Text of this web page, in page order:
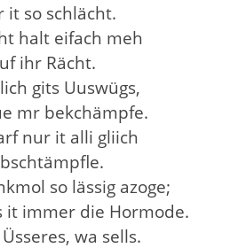
it so schlächt.
halt eifach meh
uf ihr Rächt.
gits Uuswügs,
mr bekchämpfe.
nur it alli gliich
so lässig azoge;
it immer die Hormode.
Üsseres, wa sells.